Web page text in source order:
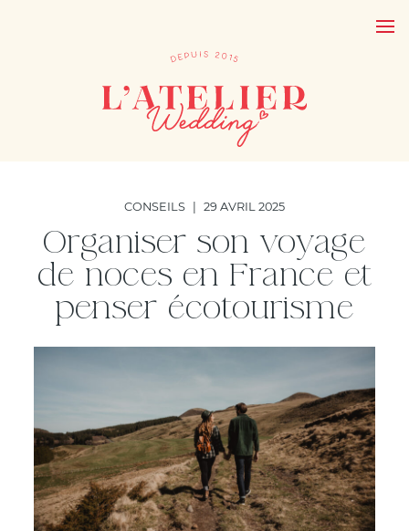
CONSEILS 29 AVRIL 2025
Organiser son voyage
de noces en France et
penser écotourisme